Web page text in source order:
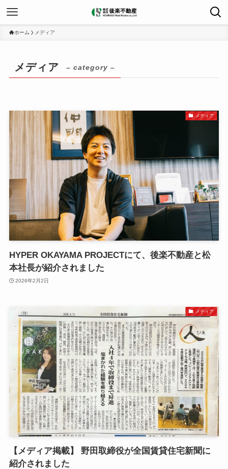
ホーム メディア
メディア – category –
メディア
HYPER OKAYAMA PROJECTにて、後楽不動産と松
本社長が紹介されました
2026年2月2日
メディア
【メディア掲載】 野田取締役が全国賃貸住宅新聞に
紹介されました